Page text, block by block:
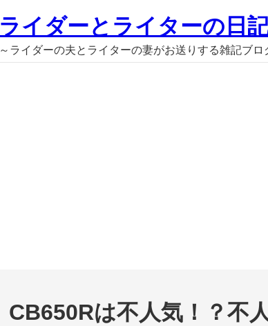
ライダーとライターの日
～ライダーの夫とライターの妻がお送りする雑記ブロ
CB650Rは不人気！？不